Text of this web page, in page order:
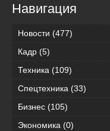
Навигация
Новости (477)
Кадр (5)
Техника (109)
Спецтехника (33)
Бизнес (105)
Экономика (0)